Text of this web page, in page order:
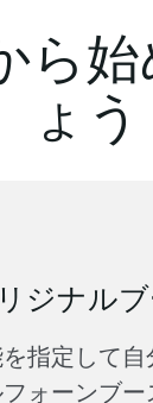
ら始
ょう
ジナルブ
指定して自
ォーンブー